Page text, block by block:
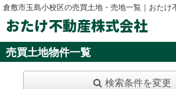
倉敷市玉島小校区の売買土地・売地一覧｜おたけ
おたけ不動産株式会社
売買土地物件一覧
検索条件を変更